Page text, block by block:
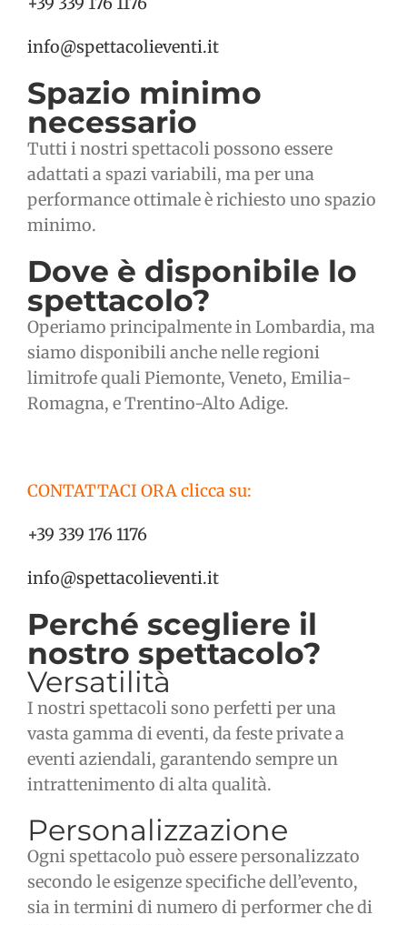
info@spettacolieventi.it
Spazio minimo
necessario
Tutti i nostri spettacoli possono essere
adattati a spazi variabili, ma per una
performance ottimale è richiesto uno spazio
minimo.
Dove è disponibile lo
spettacolo?
Operiamo principalmente in Lombardia, ma
siamo disponibili anche nelle regioni
limitrofe quali Piemonte, Veneto, Emilia-
Romagna, e Trentino-Alto Adige.
CONTATTACI ORA clicca su:
+39 339 176 1176
info@spettacolieventi.it
Perché scegliere il
nostro spettacolo?
Versatilità
I nostri spettacoli sono perfetti per una
vasta gamma di eventi, da feste private a
eventi aziendali, garantendo sempre un
intrattenimento di alta qualità.
Personalizzazione
Ogni spettacolo può essere personalizzato
secondo le esigenze specifiche dell’evento,
sia in termini di numero di performer che di